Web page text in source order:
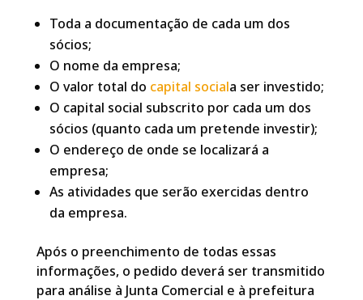
Toda a documentação de cada um dos
sócios;
O nome da empresa;
O valor total do capital sociala ser investido;
O capital social subscrito por cada um dos
sócios (quanto cada um pretende investir);
O endereço de onde se localizará a
empresa;
As atividades que serão exercidas dentro
da empresa.
Após o preenchimento de todas essas
informações, o pedido deverá ser transmitido
para análise à Junta Comercial e à prefeitura